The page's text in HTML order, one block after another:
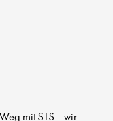
mit STS – wir